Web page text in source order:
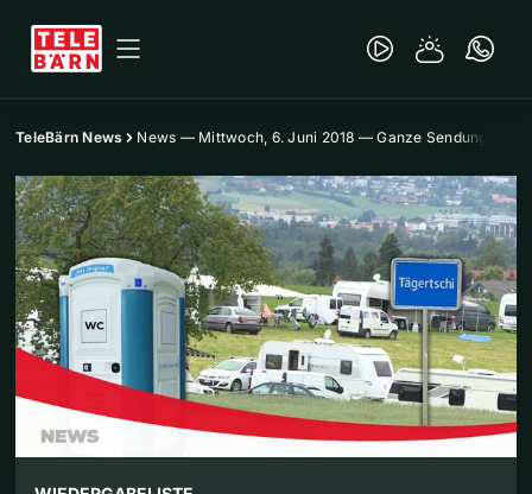
TeleBärn News News — Mittwoch, 6. Juni 2018 — Ganze Sendung